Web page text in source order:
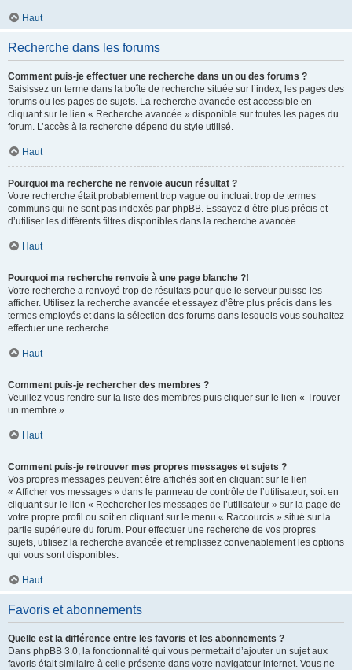
Haut
Recherche dans les forums
Comment puis-je effectuer une recherche dans un ou des forums ?
Saisissez un terme dans la boîte de recherche située sur l’index, les pages des
forums ou les pages de sujets. La recherche avancée est accessible en
cliquant sur le lien « Recherche avancée » disponible sur toutes les pages du
forum. L’accès à la recherche dépend du style utilisé.
Haut
Pourquoi ma recherche ne renvoie aucun résultat ?
Votre recherche était probablement trop vague ou incluait trop de termes
communs qui ne sont pas indexés par phpBB. Essayez d’être plus précis et
d’utiliser les différents filtres disponibles dans la recherche avancée.
Haut
Pourquoi ma recherche renvoie à une page blanche ?!
Votre recherche a renvoyé trop de résultats pour que le serveur puisse les
afficher. Utilisez la recherche avancée et essayez d’être plus précis dans les
termes employés et dans la sélection des forums dans lesquels vous souhaitez
effectuer une recherche.
Haut
Comment puis-je rechercher des membres ?
Veuillez vous rendre sur la liste des membres puis cliquer sur le lien « Trouver
un membre ».
Haut
Comment puis-je retrouver mes propres messages et sujets ?
Vos propres messages peuvent être affichés soit en cliquant sur le lien
« Afficher vos messages » dans le panneau de contrôle de l’utilisateur, soit en
cliquant sur le lien « Rechercher les messages de l’utilisateur » sur la page de
votre propre profil ou soit en cliquant sur le menu « Raccourcis » situé sur la
partie supérieure du forum. Pour effectuer une recherche de vos propres
sujets, utilisez la recherche avancée et remplissez convenablement les options
qui vous sont disponibles.
Haut
Favoris et abonnements
Quelle est la différence entre les favoris et les abonnements ?
Dans phpBB 3.0, la fonctionnalité qui vous permettait d’ajouter un sujet aux
favoris était similaire à celle présente dans votre navigateur internet. Vous ne